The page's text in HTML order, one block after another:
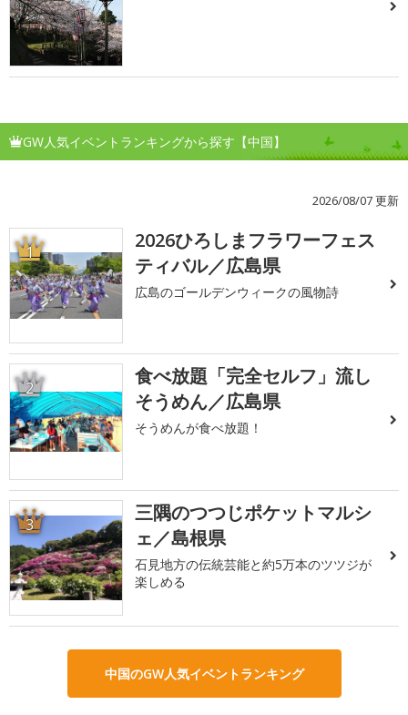
GW人気イベントランキングから探す【中国】
2026/08/07 更新
1
2026ひろしまフラワーフェス
ティバル／広島県
広島のゴールデンウィークの風物詩
2
食べ放題「完全セルフ」流し
そうめん／広島県
そうめんが食べ放題！
3
三隅のつつじポケットマルシ
ェ／島根県
石見地方の伝統芸能と約5万本のツツジが
楽しめる
中国のGW人気イベントランキング